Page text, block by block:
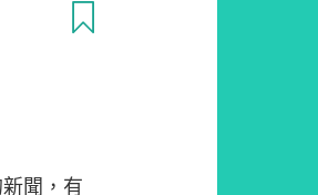
聞，有